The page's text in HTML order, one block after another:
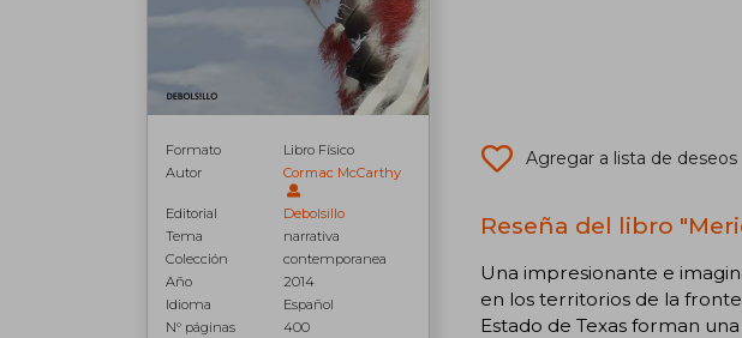
Formato
Libro Físico
Autor
Cormac McCarthy
Editorial
Debolsillo
Tema
narrativa
Colección
contemporanea
Año
2014
Idioma
Español
N° páginas
400
Agregar a lista de deseos
Reseña del libro
Una impresionante e
en los territorios de la
Estado de Texas forman